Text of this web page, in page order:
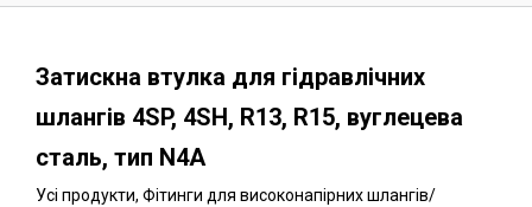
Затискна втулка для гідравлічних
шлангів 4SP, 4SH, R13, R15, вуглецева
сталь, тип N4A
Усі продукти, Фітинги для високонапірних шлангів/